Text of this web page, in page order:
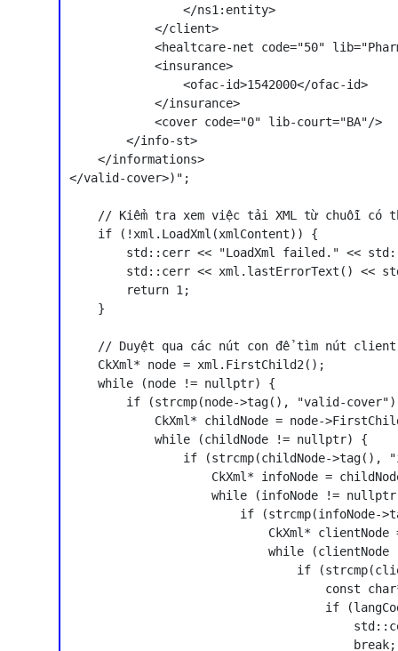
                </ns1:entity>
            </client>
<healtcare-net code="50"
            <insurance>
                <ofac-id>1542000</ofac-id>
            </insurance>
            <cover code="0" lib-court="BA"/>
        </info-st>
    </informations>
</valid-cover>)";
// Kiểm tra xem việc tải XML từ chuỗi có
    if (!xml.LoadXml(xmlContent)) {
std::cerr << "LoadXml failed." <<
std::cerr << xml.lastErrorText() <<
        return 1;
    }
    // Duyệt qua các nút con để tìm nút client
    CkXml* node = xml.FirstChild2();
    while (node != nullptr) {
if (strcmp(node->tag(), "valid-
CkXml* childNode = node-
            while (childNode != nullptr) {
if (strcmp(childNode->tag(),
CkXml* infoNode =
while (infoNode !=
if (strcmp(infoNode-
CkXml* clientNode
while (clientNode
if
const
if
                                        break;